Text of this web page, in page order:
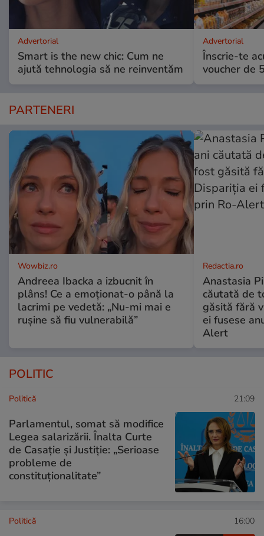
Advertorial
Smart is the new chic: Cum ne
ajută tehnologia să ne reinventăm
Advertorial
Înscrie-te
voucher de
PARTENERI
Wowbiz.ro
Andreea Ibacka a izbucnit în
plâns! Ce a emoționat-o până la
lacrimi pe vedetă: „Nu-mi mai e
rușine să fiu vulnerabilă”
Redactia.ro
Anastasia
căutată de
găsită fără
ei fusese
Alert
POLITIC
Politică 21:09
Parlamentul, somat să modifice
Legea salarizării. Înalta Curte
de Casație și Justiție: „Serioase
probleme de
constituționalitate”
Politică 16:00